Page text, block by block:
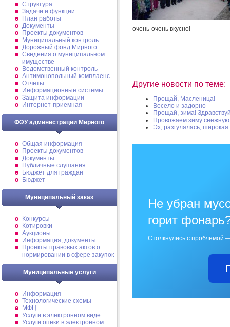
Структура
Задачи и функции
План работы
Документы
Проекты документов
Муниципальный контроль
Дорожный фонд Мирного
Cведения о муниципальном
имуществе
Ведомственный контроль
Антимонопольный комплаенс
Отчеты
Информационные системы
Защита информации
Интернет-приемная
ФЭУ администрации Мирного
Общая информация
Проекты документов
Документы
Публичные слушания
Бюджет для граждан
Бюджет
Муниципальный заказ
Конкурсы
Котировки
Аукционы
Информация, документы
Проекты правовых актов о
нормировании в сфере закупок
Муниципальные услуги
Информация
Технологические схемы
МФЦ
Услуги в электронном виде
Услуги опеки в электронном
очень-очень вкусно!
Другие новости по теме:
Прощай, Масленица!
Весело и задорно
Прощай, зима!
Провожаем зиму
Эх, разгулялась,
Не убран
горит
Столкнулись с проблемой